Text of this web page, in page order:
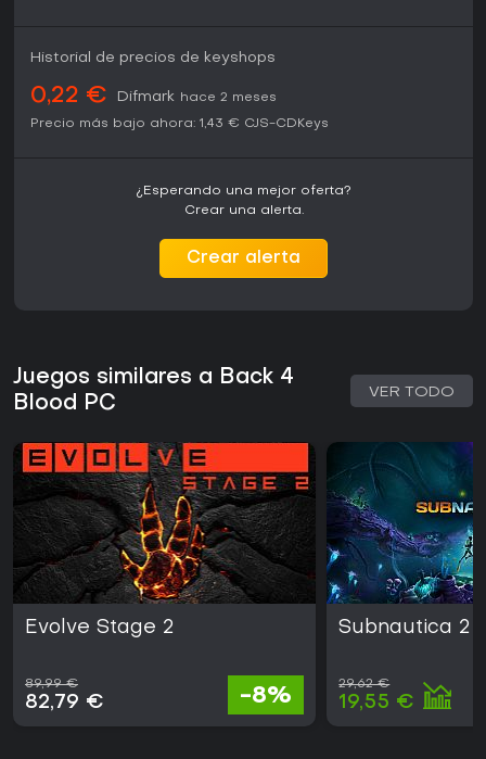
Historial de precios de keyshops
0,22 € Difmark hace 2 meses
Precio más bajo ahora: 1,43 € CJS-CDKeys
¿Esperando una mejor oferta?
Crear una alerta.
Crear alerta
Juegos similares a Back 4
Blood PC
VER TODO
Evolve Stage 2
89,99 €
82,79 € -8%
Subnautica 2
29,62 €
19,55 €